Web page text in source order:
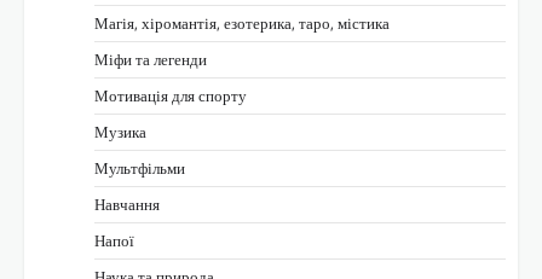
Магія, хіромантія, езотерика, таро, містика
Міфи та легенди
Мотивація для спорту
Музика
Мультфільми
Навчання
Напої